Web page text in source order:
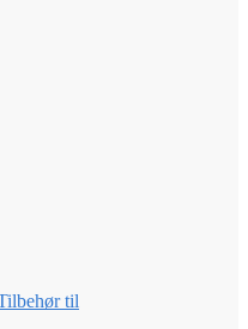
til